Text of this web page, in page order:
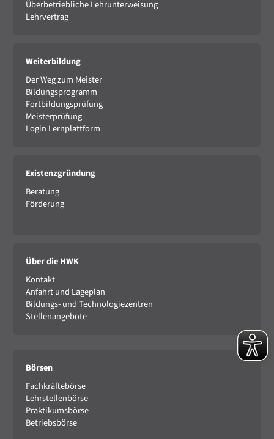
Überbetriebliche Lehrunterweisung
Lehrvertrag
Weiterbildung
Der Weg zum Meister
Bildungsprogramm
Fortbildungsprüfung
Meisterprüfung
Login Lernplattform
Existenzgründung
Beratung
Förderung
Über die HWK
Kontakt
Anfahrt und Lageplan
Bildungs- und Technologiezentren
Stellenangebote
Börsen
Fachkräftebörse
Lehrstellenbörse
Praktikumsbörse
Betriebsbörse